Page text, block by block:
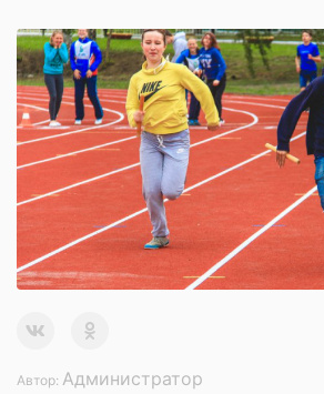
Автор: Администратор